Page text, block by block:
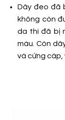
Dây đeo đã
không còn
da thì đã bị
màu. Còn
và cứng cáp,